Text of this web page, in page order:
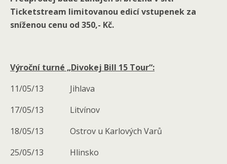
Ticketstream limitovanou edicí vstupenek za
sníženou cenu od 350,- Kč.
Výroční turné „Divokej Bill 15 Tour“:
11/05/13 Jihlava
17/05/13 Litvínov
18/05/13 Ostrov u Karlových Varů
25/05/13 Hlinsko